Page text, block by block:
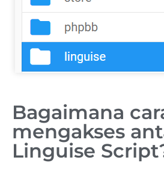
Bagaimana
mengakses
Linguise